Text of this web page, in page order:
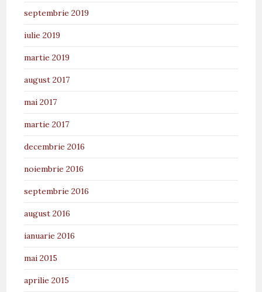
septembrie 2019
iulie 2019
martie 2019
august 2017
mai 2017
martie 2017
decembrie 2016
noiembrie 2016
septembrie 2016
august 2016
ianuarie 2016
mai 2015
aprilie 2015